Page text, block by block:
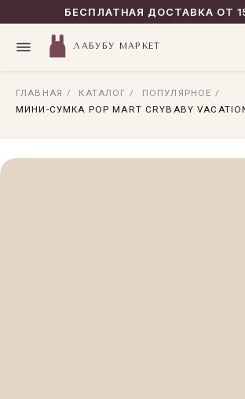
ЛАБУБУ МАРКЕТ
БЕСПЛАТНАЯ ДОСТАВКА ОТ
ГЛАВНАЯ / КАТАЛОГ / ПОПУЛЯРНОЕ /
МИНИ-СУМКА POP MART CRYBABY